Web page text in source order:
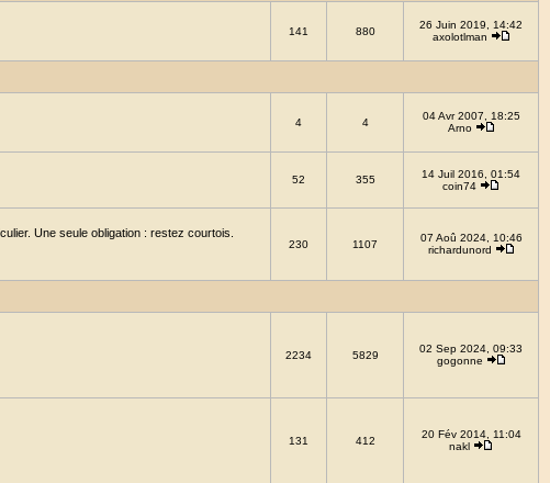
141 880
26 Juin 2019, 14:42
axolotlman
4 4
04 Avr 2007, 18:25
Arno
52 355
14 Juil 2016, 01:54
coin74
Une seule obligation : restez courtois.
230 1107
07 Aoû 2024, 10:46
richardunord
2234 5829
02 Sep 2024, 09:33
gogonne
131 412
20 Fév 2014, 11:04
nakl